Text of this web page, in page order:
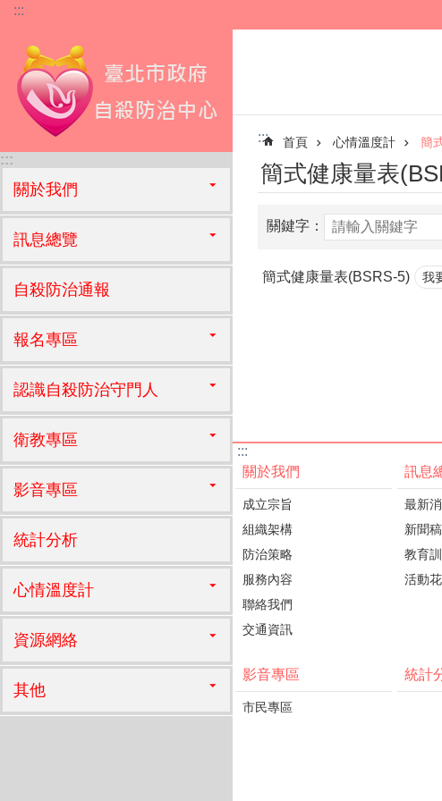
跳到主要內容區塊
:::
:::
關於我們
訊息總覽
自殺防治通報
報名專區
認識自殺防治守門人
衛教專區
影音專區
統計分析
心情溫度計
資源網絡
其他
::: 首頁 心情溫度計 簡
簡式健康量表
關鍵字：
簡式健康量表(BSRS-5) 我
:::
關於我們
成立宗旨
組織架構
防治策略
服務內容
聯絡我們
交通資訊
訊息
最新
新聞稿
教育
活動
影音專區
市民專區
統計